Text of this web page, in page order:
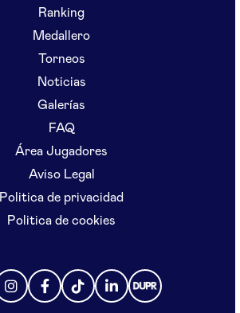
Ranking
Medallero
Torneos
Noticias
Galerías
FAQ
Área Jugadores
Aviso Legal
Politica de privacidad
Politica de cookies